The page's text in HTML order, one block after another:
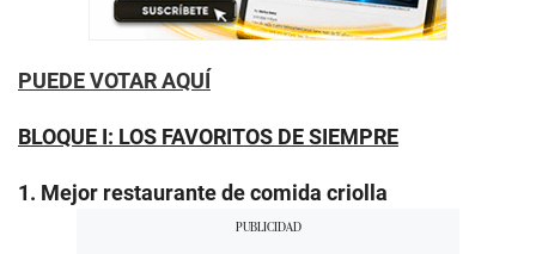
PUEDE VOTAR AQUÍ
BLOQUE I: LOS FAVORITOS DE SIEMPRE
1. Mejor restaurante de comida criolla